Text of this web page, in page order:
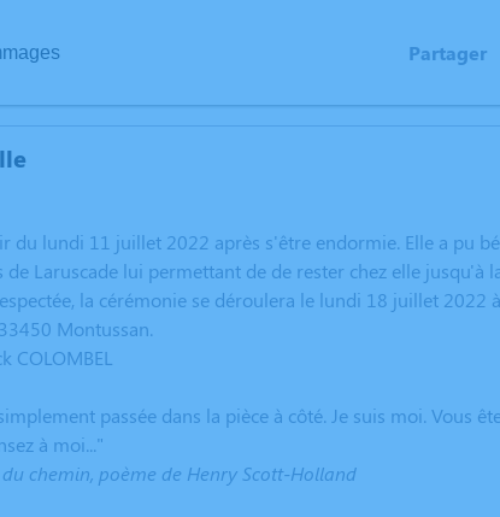
Partager
du lundi 11 juillet 2022 après s'être endormie. Elle a pu
Laruscade lui permettant de de rester chez elle
la cérémonie se déroulera le lundi 18 juillet
Montussan.
COLOMBEL
passée dans la pièce à côté. Je suis moi. Vous
à moi..."
chemin, poème de Henry Scott-Holland